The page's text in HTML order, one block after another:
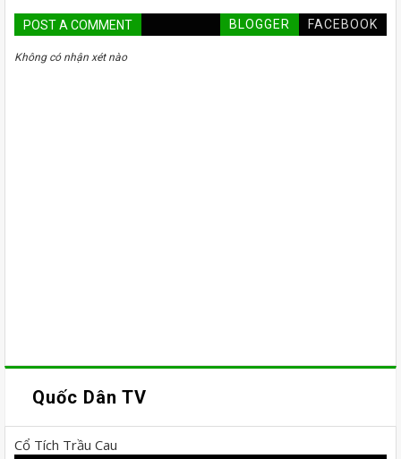
POST A COMMENT BLOGGER FACEBOOK
Không có nhận xét nào
Quốc Dân TV
Cổ Tích Trầu Cau